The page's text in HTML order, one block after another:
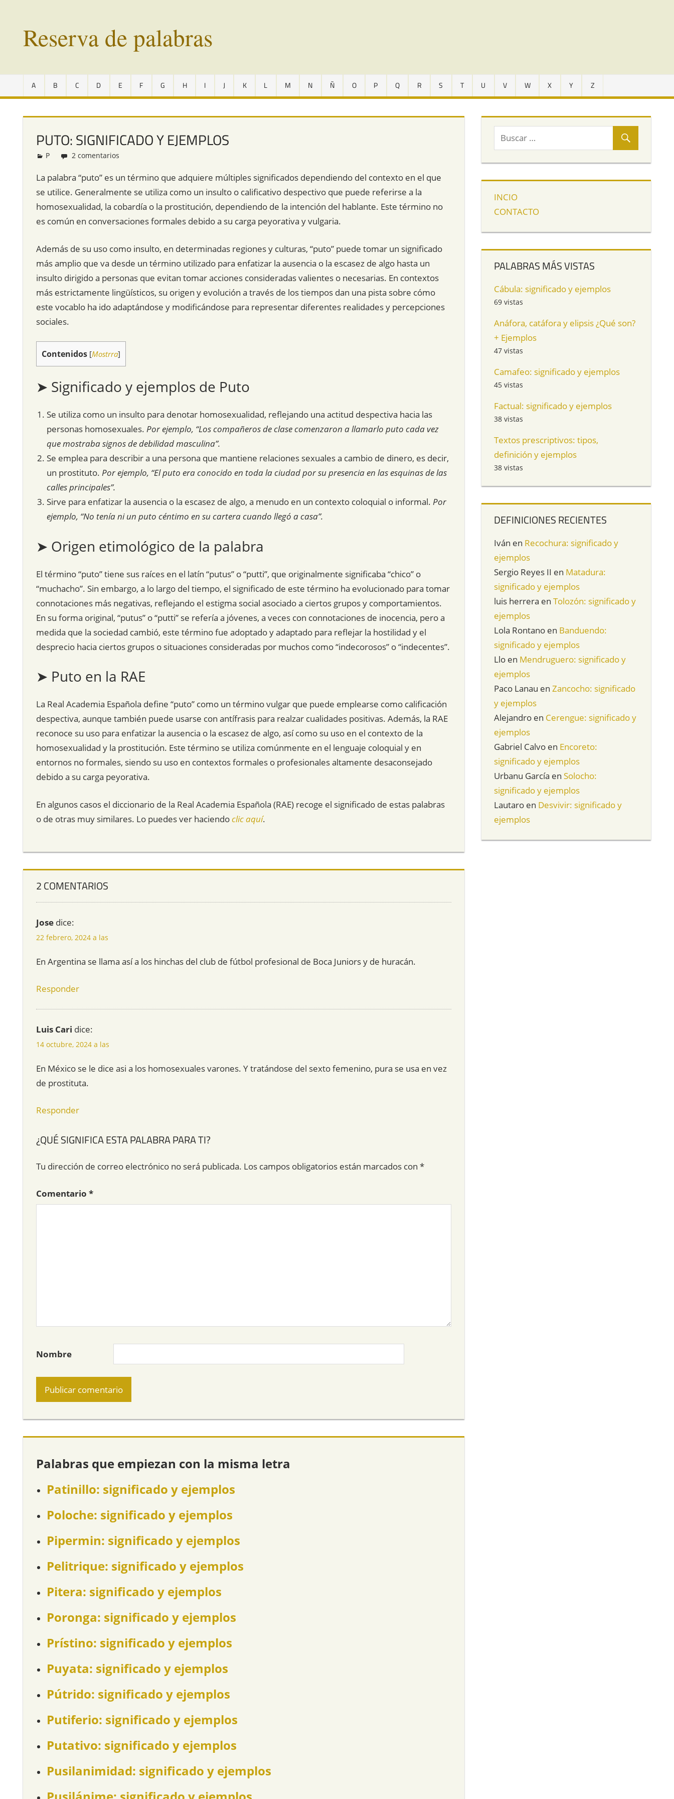
contenidoReserva de palabras
en
vías
extinción
todo
A B C D E F G H I J K L M N Ñ O P Q R S T U V W X Y Z
PUTO: SIGNIFICADO Y EJEMPLOS
Redacción
P 2 comentarios
La palabra “puto” es un término que adquiere múltiples significados dependiendo del contexto en el que
se utilice. Generalmente se utiliza como un insulto o calificativo despectivo que puede referirse a la
homosexualidad, la cobardía o la prostitución, dependiendo de la intención del hablante. Este término no
es común en conversaciones formales debido a su carga peyorativa y vulgaria.
Además de su uso como insulto, en determinadas regiones y culturas, “puto” puede tomar un significado
más amplio que va desde un término utilizado para enfatizar la ausencia o la escasez de algo hasta un
insulto dirigido a personas que evitan tomar acciones consideradas valientes o necesarias. En contextos
más estrictamente lingüísticos, su origen y evolución a través de los tiempos dan una pista sobre cómo
este vocablo ha ido adaptándose y modificándose para representar diferentes realidades y percepciones
sociales.
Contenidos [Mostrra]
➤ Significado y ejemplos de Puto
Se utiliza como un insulto para denotar homosexualidad, reflejando una actitud despectiva hacia las
personas homosexuales. Por ejemplo, “Los compañeros de clase comenzaron a llamarlo puto cada vez
que mostraba signos de debilidad masculina”.
Se emplea para describir a una persona que mantiene relaciones sexuales a cambio de dinero, es decir,
un prostituto. Por ejemplo, “El puto era conocido en toda la ciudad por su presencia en las esquinas de las
calles principales”.
Sirve para enfatizar la ausencia o la escasez de algo, a menudo en un contexto coloquial o informal. Por
ejemplo, “No tenía ni un puto céntimo en su cartera cuando llegó a casa”.
➤ Origen etimológico de la palabra
El término “puto” tiene sus raíces en el latín “putus” o “putti”, que originalmente significaba “chico” o
“muchacho”. Sin embargo, a lo largo del tiempo, el significado de este término ha evolucionado para tomar
connotaciones más negativas, reflejando el estigma social asociado a ciertos grupos y comportamientos.
En su forma original, “putus” o “putti” se refería a jóvenes, a veces con connotaciones de inocencia, pero a
medida que la sociedad cambió, este término fue adoptado y adaptado para reflejar la hostilidad y el
desprecio hacia ciertos grupos o situaciones consideradas por muchos como “indecorosos” o “indecentes”.
➤ Puto en la RAE
La Real Academia Española define “puto” como un término vulgar que puede emplearse como calificación
despectiva, aunque también puede usarse con antífrasis para realzar cualidades positivas. Además, la RAE
reconoce su uso para enfatizar la ausencia o la escasez de algo, así como su uso en el contexto de la
homosexualidad y la prostitución. Este término se utiliza comúnmente en el lenguaje coloquial y en
entornos no formales, siendo su uso en contextos formales o profesionales altamente desaconsejado
debido a su carga peyorativa.
En algunos casos el diccionario de la Real Academia Española (RAE) recoge el significado de estas palabras
o de otras muy similares. Lo puedes ver haciendoclic aquí.
2 COMENTARIOS
Jose dice:
22 febrero, 2024 a las
En Argentina se llama así a los hinchas del club de fútbol profesional de Boca Juniors y de huracán.
Responder
Luis Cari dice:
14 octubre, 2024 a las
En México se le dice asi a los homosexuales varones. Y tratándose del sexto femenino, pura se usa en vez
de prostituta.
Responder
¿QUÉ SIGNIFICA ESTA PALABRA PARA TI?
Tu dirección de correo electrónico no será publicada. Los campos obligatorios están marcados con *
Comentario *
Nombre
Palabras que empiezan con la misma letra
Patinillo: significado y ejemplos
Poloche: significado y ejemplos
Pipermin: significado y ejemplos
Pelitrique: significado y ejemplos
Pitera: significado y ejemplos
Poronga: significado y ejemplos
Prístino: significado y ejemplos
Puyata: significado y ejemplos
Pútrido: significado y ejemplos
Putiferio: significado y ejemplos
Putativo: significado y ejemplos
Pusilanimidad: significado y ejemplos
INCIO
CONTACTO
PALABRAS MÁS VISTAS
Cábula: significado y ejemplos
69 vistas
Anáfora, catáfora y elipsis ¿Qué son?
+ Ejemplos
47 vistas
Camafeo: significado y ejemplos
45 vistas
Factual: significado y ejemplos
38 vistas
Textos prescriptivos: tipos,
definición y ejemplos
38 vistas
DEFINICIONES RECIENTES
Iván en Recochura: significado y
ejemplos
Sergio Reyes II en Matadura:
significado y ejemplos
luis herrera enTolozón: significado y
ejemplos
Lola Rontano en Banduendo:
significado y ejemplos
Llo en Mendruguero: significado y
ejemplos
Paco Lanau enZancocho: significado
y ejemplos
Alejandro en Cerengue: significado y
ejemplos
Gabriel Calvo en Encoreto:
significado y ejemplos
Urbanu García enSolocho:
significado y ejemplos
Lautaro en Desvivir: significado y
ejemplos